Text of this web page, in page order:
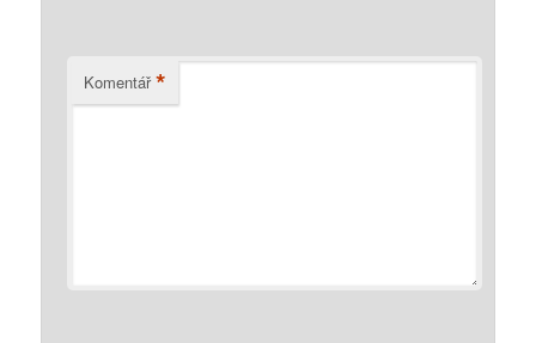
Komentář *